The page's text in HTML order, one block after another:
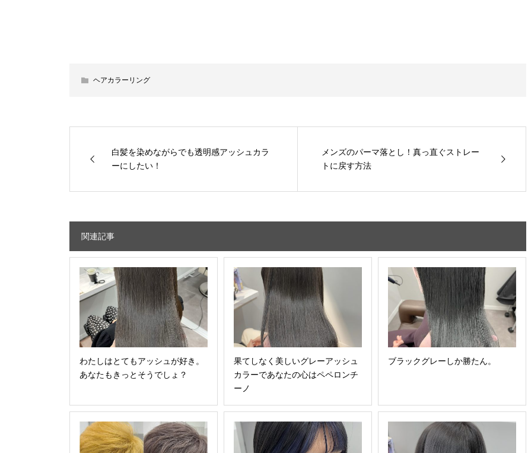
ヘアカラーリング
白髪を染めながらでも透明感アッシュカラ
ーにしたい！
メンズのパーマ落とし！真っ直ぐストレー
トに戻す方法
関連記事
わたしはとてもアッシュが好き。
あなたもきっとそうでしょ？
果てしなく美しいグレーアッシュ
カラーであなたの心はペペロンチ
ーノ
ブラックグレーしか勝たん。